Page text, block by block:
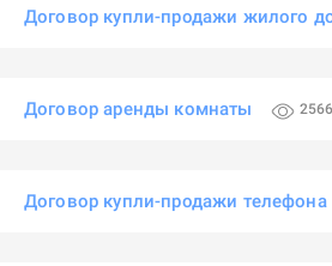
Договор купли-продажи жилого
Договор аренды комнаты 2566
Договор купли-продажи телефона